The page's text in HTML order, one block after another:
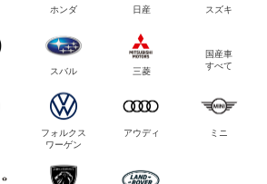
ホンダ 日産 スズキ
スバル 三菱
国産車
すべて
フォルクス
ワーゲン
アウディ ミニ